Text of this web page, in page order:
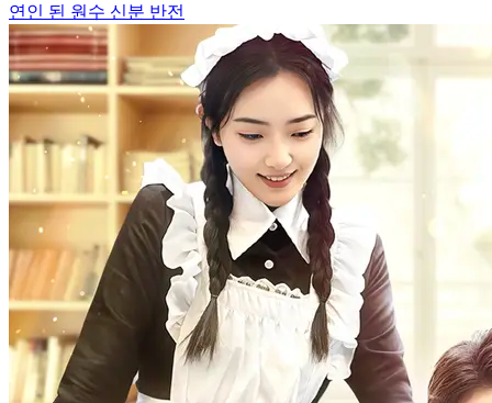
연인 된 원수 신분 반전